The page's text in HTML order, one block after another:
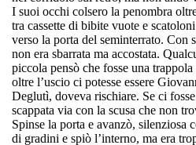
I suoi occhi colsero la penombra
tra cassette di bibite vuote e
verso la porta del seminterrato. Con
non era sbarrata ma accostata.
piccola pensò che fosse una
oltre l’uscio ci potesse essere
Deglutì, doveva rischiare. Se ci
scappata via con la scusa che non
Spinse la porta e avanzò, silenziosa
di gradini e spiò l’interno, ma era